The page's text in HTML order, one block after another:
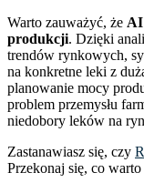
Warto zauważyć, że AI
produkcji. Dzięki
trendów rynkowych,
na konkretne leki z
planowanie mocy
problem przemysłu
niedobory leków na
Zastanawiasz się, czy
Przekonaj się, co